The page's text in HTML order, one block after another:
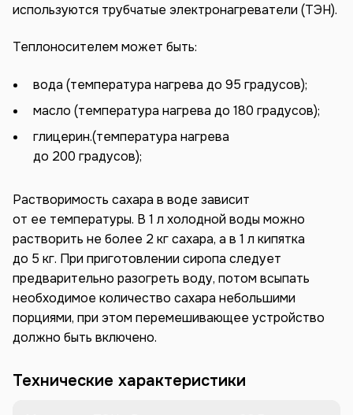
используются трубчатые электронагреватели (ТЭН).
Теплоносителем может быть:
вода (температура нагрева до 95 градусов);
масло (температура нагрева до 180 градусов);
глицерин.(температура нагрева
до 200 градусов);
Растворимость сахара в воде зависит
от ее температуры. В 1 л холодной воды можно
растворить не более 2 кг сахара, а в 1 л кипятка
до 5 кг. При приготовлении сиропа следует
предварительно разогреть воду, потом всыпать
необходимое количество сахара небольшими
порциями, при этом перемешивающее устройство
должно быть включено.
Технические характеристики